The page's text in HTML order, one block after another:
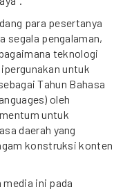
para pesertanya
segala pengalaman,
teknologi
untuk
Tahun Bahasa
oleh
untuk
daerah yang
konstruksi konten
ini pada